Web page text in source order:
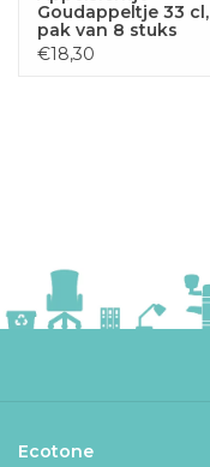
Goudappeltje 33 cl,
pak van 8 stuks
€18,30
Ecotone